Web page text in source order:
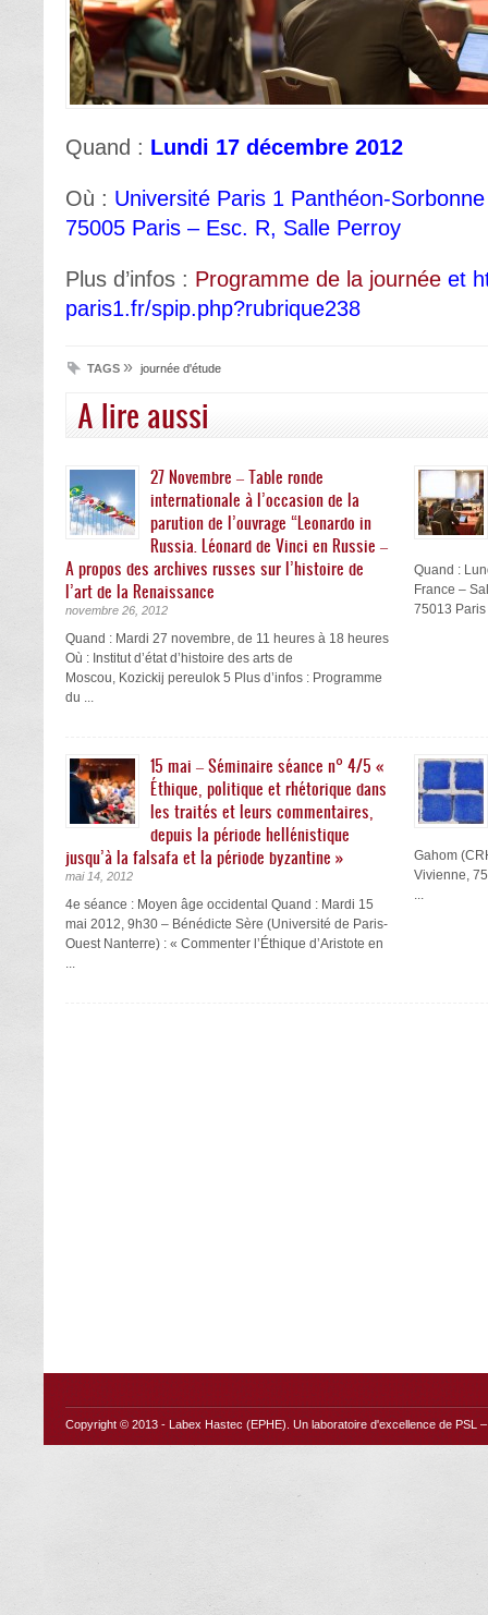
Quand : Lundi 17 décembre 2012
Où : Université Paris 1 Panthéon-
75005 Paris – Esc. R, Salle Perroy
Plus d’infos : Programme de la journée et
paris1.fr/spip.php?rubrique238
TAGS » journée d'étude
A lire aussi
27 Novembre – Table ronde
internationale à l’occasion de la
parution de l’ouvrage “Leonardo in
Russia. Léonard de Vinci en Russie –
A propos des archives russes sur l’histoire de
l’art de la Renaissance
novembre 26, 2012
Quand : Mardi 27 novembre, de 11 heures à 18 heures
Où : Institut d’état d’histoire des arts de
Moscou, Kozickij pereulok 5 Plus d’infos : Programme
du ...
Quand :
France –
75013 Paris
15 mai – Séminaire séance n° 4/5 «
Éthique, politique et rhétorique dans
les traités et leurs commentaires,
depuis la période hellénistique
jusqu’à la falsafa et la période byzantine »
mai 14, 2012
4e séance : Moyen âge occidental Quand : Mardi 15
mai 2012, 9h30 – Bénédicte Sère (Université de Paris-
Ouest Nanterre) : « Commenter lʼÉthique dʼAristote en
...
Gahom
Vivienne,
...
Copyright © 2013 - Labex Hastec (EPHE) . Un laboratoire d'excellence de